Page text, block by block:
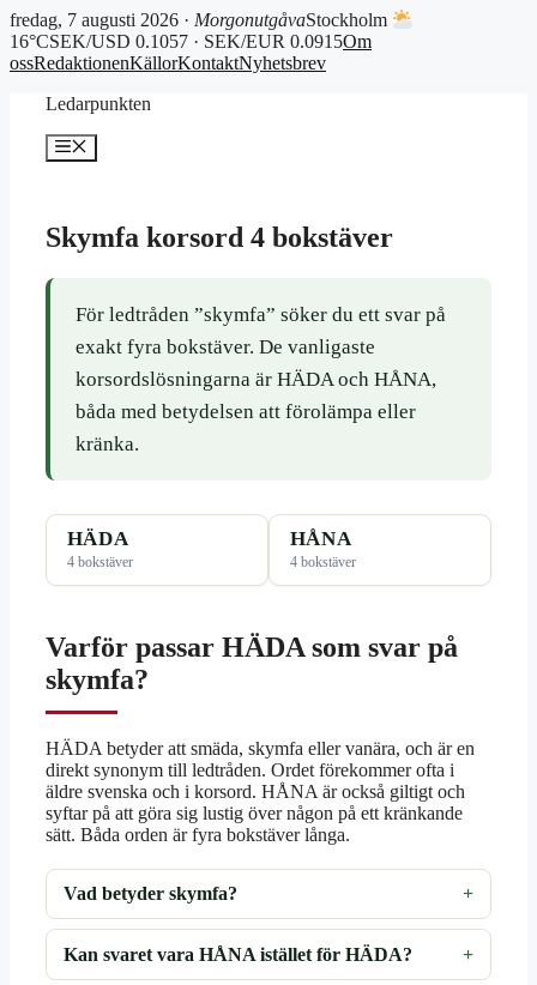
fredag, 7 augusti 2026 · MorgonutgåvaStockholm
16°CSEK/USD 0.1057 · SEK/EUR 0.0915Om
ossRedaktionenKällorKontaktNyhetsbrev
Ledarpunkten
Meny
Skymfa korsord 4 bokstäver
För ledtråden ”skymfa” söker du ett svar på
exakt fyra bokstäver. De vanligaste
korsordslösningarna är HÄDA och HÅNA,
båda med betydelsen att förolämpa eller
kränka.
HÄDA
4 bokstäver
HÅNA
4 bokstäver
Varför passar HÄDA som svar på
skymfa?
HÄDA betyder att smäda, skymfa eller vanära, och är en
direkt synonym till ledtråden. Ordet förekommer ofta i
äldre svenska och i korsord. HÅNA är också giltigt och
syftar på att göra sig lustig över någon på ett kränkande
sätt. Båda orden är fyra bokstäver långa.
Vad betyder skymfa?
Kan svaret vara HÅNA istället för HÄDA?